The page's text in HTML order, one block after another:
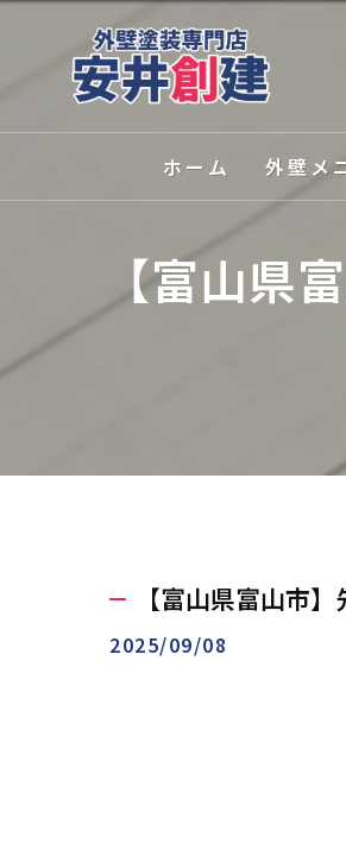
ホーム 外壁メ
外壁塗装
屋根塗装
【富山県
【富山県富山市
2025/09/08